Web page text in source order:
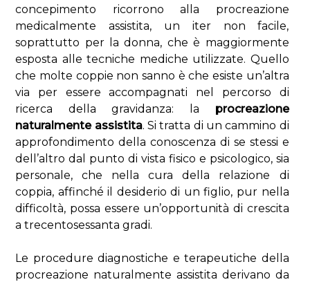
concepimento ricorrono alla procreazione
medicalmente assistita, un iter non facile,
soprattutto per la donna, che è maggiormente
esposta alle tecniche mediche utilizzate. Quello
che molte coppie non sanno è che esiste un’altra
via per essere accompagnati nel percorso di
ricerca della gravidanza: la procreazione
naturalmente assistita. Si tratta di un cammino di
approfondimento della conoscenza di se stessi e
dell’altro dal punto di vista fisico e psicologico, sia
personale, che nella cura della relazione di
coppia, affinché il desiderio di un figlio, pur nella
difficoltà, possa essere un’opportunità di crescita
a trecentosessanta gradi.
Le procedure diagnostiche e terapeutiche della
procreazione naturalmente assistita derivano da